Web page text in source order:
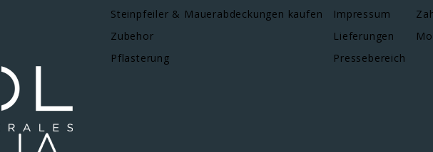
Steinpfeiler & Mauerabdeckungen kaufen
Zubehor
Pflasterung
Impressum
Lieferungen
Pressebereich